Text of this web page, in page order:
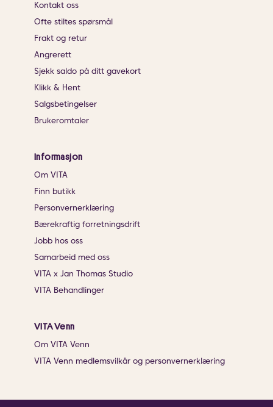
Kontakt oss
Ofte stiltes spørsmål
Frakt og retur
Angrerett
Sjekk saldo på ditt gavekort
Klikk & Hent
Salgsbetingelser
Brukeromtaler
Informasjon
Om VITA
Finn butikk
Personvernerklæring
Bærekraftig forretningsdrift
Jobb hos oss
Samarbeid med oss
VITA x Jan Thomas Studio
VITA Behandlinger
VITA Venn
Om VITA Venn
VITA Venn medlemsvilkår og personvernerklæring